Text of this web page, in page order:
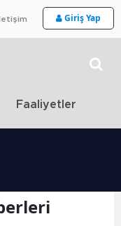
Giriş Yap
Faaliyetler